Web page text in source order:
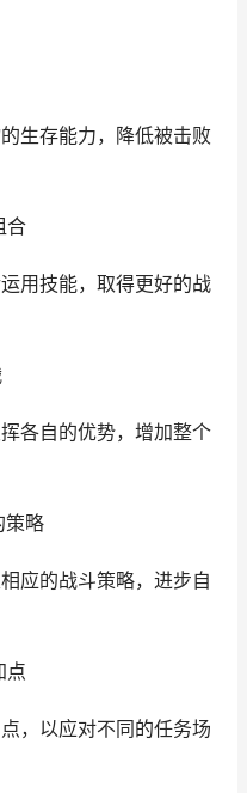
生存能力，降低被击败
合
用技能，取得更好的战
各自的优势，增加整个
略
应的战斗策略，进步自
点
，以应对不同的任务场